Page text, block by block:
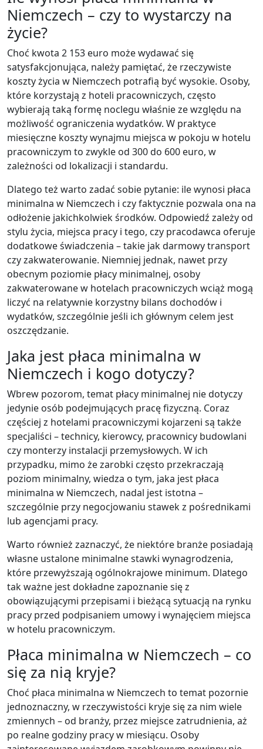
Niemczech – czy to wystarczy na
życie?
Choć kwota 2 153 euro może wydawać się
satysfakcjonująca, należy pamiętać, że rzeczywiste
koszty życia w Niemczech potrafią być wysokie. Osoby,
które korzystają z hoteli pracowniczych, często
wybierają taką formę noclegu właśnie ze względu na
możliwość ograniczenia wydatków. W praktyce
miesięczne koszty wynajmu miejsca w pokoju w hotelu
pracowniczym to zwykle od 300 do 600 euro, w
zależności od lokalizacji i standardu.
Dlatego też warto zadać sobie pytanie: ile wynosi płaca
minimalna w Niemczech i czy faktycznie pozwala ona na
odłożenie jakichkolwiek środków. Odpowiedź zależy od
stylu życia, miejsca pracy i tego, czy pracodawca oferuje
dodatkowe świadczenia – takie jak darmowy transport
czy zakwaterowanie. Niemniej jednak, nawet przy
obecnym poziomie płacy minimalnej, osoby
zakwaterowane w hotelach pracowniczych wciąż mogą
liczyć na relatywnie korzystny bilans dochodów i
wydatków, szczególnie jeśli ich głównym celem jest
oszczędzanie.
Jaka jest płaca minimalna w
Niemczech i kogo dotyczy?
Wbrew pozorom, temat płacy minimalnej nie dotyczy
jedynie osób podejmujących pracę fizyczną. Coraz
częściej z hotelami pracowniczymi kojarzeni są także
specjaliści – technicy, kierowcy, pracownicy budowlani
czy monterzy instalacji przemysłowych. W ich
przypadku, mimo że zarobki często przekraczają
poziom minimalny, wiedza o tym, jaka jest płaca
minimalna w Niemczech, nadal jest istotna –
szczególnie przy negocjowaniu stawek z pośrednikami
lub agencjami pracy.
Warto również zaznaczyć, że niektóre branże posiadają
własne ustalone minimalne stawki wynagrodzenia,
które przewyższają ogólnokrajowe minimum. Dlatego
tak ważne jest dokładne zapoznanie się z
obowiązującymi przepisami i bieżącą sytuacją na rynku
pracy przed podpisaniem umowy i wynajęciem miejsca
w hotelu pracowniczym.
Płaca minimalna w Niemczech – co
się za nią kryje?
Choć płaca minimalna w Niemczech to temat pozornie
jednoznaczny, w rzeczywistości kryje się za nim wiele
zmiennych – od branży, przez miejsce zatrudnienia, aż
po realne godziny pracy w miesiącu. Osoby